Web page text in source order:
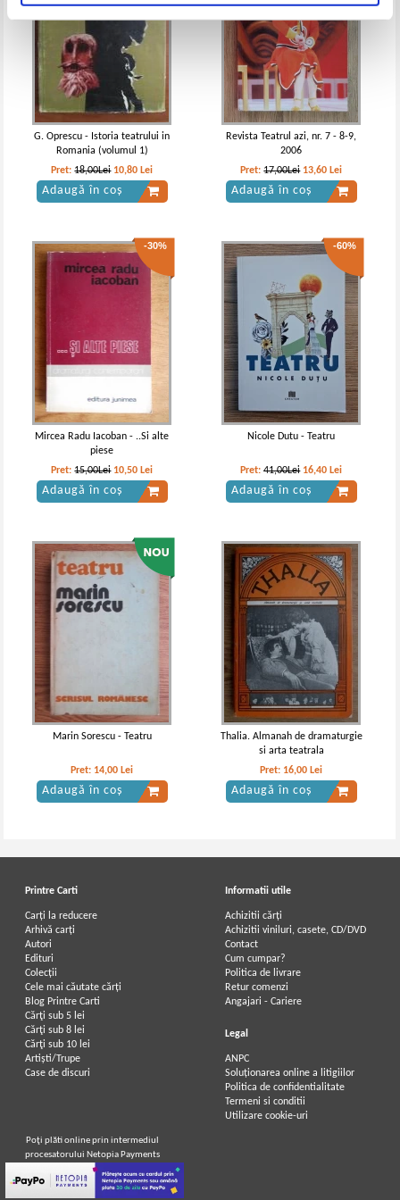
G. Oprescu - Istoria teatrului in
Romania (volumul 1)
Pret:18,00Lei 10,80 Lei
Adaugă în coș
Revista Teatrul azi, nr. 7 - 8-9,
2006
Pret:17,00Lei 13,60 Lei
Adaugă în coș
-30%
Mircea Radu Iacoban - ..Si alte
piese
Pret:15,00Lei 10,50 Lei
Adaugă în coș
-60%
Nicole Dutu - Teatru
Pret:41,00Lei 16,40 Lei
Adaugă în coș
Marin Sorescu - Teatru
Pret: 14,00 Lei
Adaugă în coș
Thalia. Almanah de dramaturgie
si arta teatrala
Pret: 16,00 Lei
Adaugă în coș
Printre Carti
Carți la reducere
Arhivă carți
Autori
Edituri
Colecții
Cele mai căutate cărți
Blog Printre Carti
Cărţi sub 5 lei
Cărţi sub 8 lei
Cărţi sub 10 lei
Artiști/Trupe
Case de discuri
Informatii utile
Achizitii cărți
Achizitii viniluri, casete, CD/DVD
Contact
Cum cumpar?
Politica de livrare
Retur comenzi
Angajari - Cariere
Legal
ANPC
Soluționarea online a litigiilor
Politica de confidentialitate
Termeni si conditii
Utilizare cookie-uri
Poţi plăti online prin intermediul
procesatorului Netopia Payments